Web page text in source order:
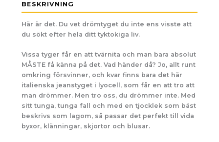
BESKRIVNING
Här är det. Du vet drömtyget du inte ens visste att
du sökt efter hela ditt tyktokiga liv.
Vissa tyger får en att tvärnita och man bara absolut
MÅSTE få känna på det. Vad händer då? Jo, allt runt
omkring försvinner, och kvar finns bara det här
italienska jeanstyget i lyocell, som får en att tro att
man drömmer. Men tro oss, du drömmer inte. Med
sitt tunga, tunga fall och med en tjocklek som bäst
beskrivs som lagom, så passar det perfekt till vida
byxor, klänningar, skjortor och blusar.